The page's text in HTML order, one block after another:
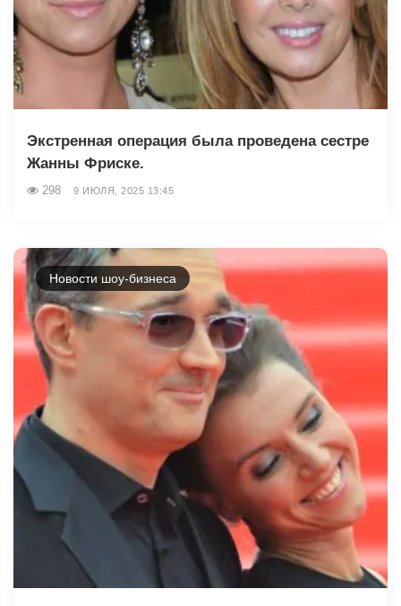
Экстренная операция была проведена сестре
Жанны Фриске.
298 9 ИЮЛЯ, 2025 13:45
Новости шоу-бизнеса